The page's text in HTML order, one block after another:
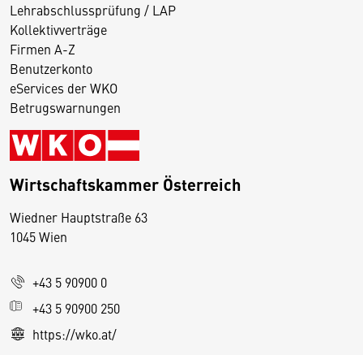
Lehrabschlussprüfung / LAP
Kollektivverträge
Firmen A-Z
Benutzerkonto
eServices der WKO
Betrugswarnungen
Wirtschaftskammer Österreich
Wiedner Hauptstraße 63
1045 Wien
+43 5 90900 0
+43 5 90900 250
https://wko.at/
D
s
e
S